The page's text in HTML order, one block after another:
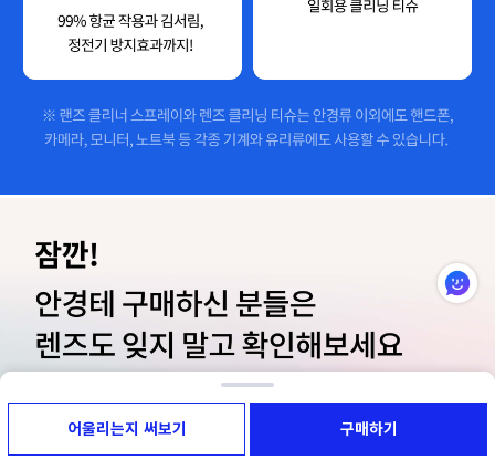
어울리는지 써보기 구매하기